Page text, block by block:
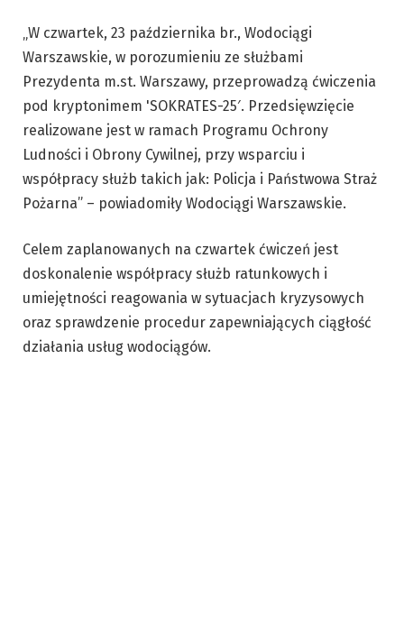
„W czwartek, 23 października br., Wodociągi
Warszawskie, w porozumieniu ze służbami
Prezydenta m.st. Warszawy, przeprowadzą ćwiczenia
pod kryptonimem 'SOKRATES-25′. Przedsięwzięcie
realizowane jest w ramach Programu Ochrony
Ludności i Obrony Cywilnej, przy wsparciu i
współpracy służb takich jak: Policja i Państwowa Straż
Pożarna” – powiadomiły Wodociągi Warszawskie.
Celem zaplanowanych na czwartek ćwiczeń jest
doskonalenie współpracy służb ratunkowych i
umiejętności reagowania w sytuacjach kryzysowych
oraz sprawdzenie procedur zapewniających ciągłość
działania usług wodociągów.